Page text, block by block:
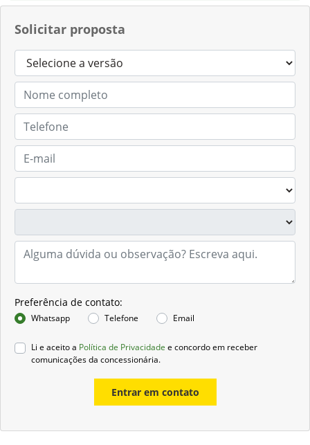
Solicitar proposta
Preferência de contato:
Whatsapp Telefone Email
Li e aceito a Política de Privacidade e concordo em receber
comunicações da concessionária.
Entrar em contato